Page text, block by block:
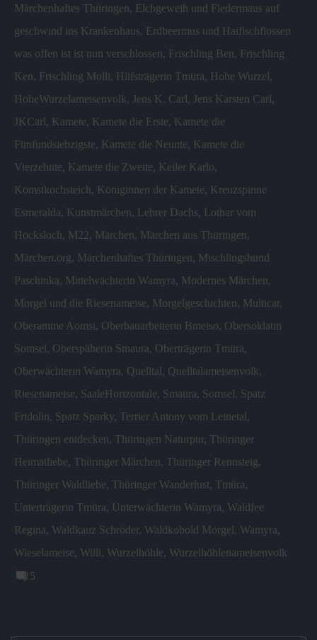
Märchenhaftes Thüringen, Elchgeweih und Fledermaus auf
geschwind ins Krankenhaus, Erdbeermus und Haifischflossen
was offen ist ist nun verschlossen, Frischling Ben, Frischling
Ken, Frischling Molli, Hilfsträgerin Tmüra, Hohe Wurzel,
HoheWurzelameisenvolk, Jens K. Carl, Jens Karsten Carl,
JKCarl, Kamete, Kamete die Erste, Kamete die
Fünfundsiebzigste, Kamete die Neunte, Kamete die
Vierzehnte, Kamete die Zweite, Keiler Karlo,
Komstkochsteich, Königinnen der Kamete, Kreuzspinne
Esmeralda, Kunstmärchen, Lehrer Dachs, Lothar vom
Hocksloch, M22, Märchen, Märchen aus Thüringen,
Märchen.org, Märchenhaftes Thüringen, Mischlingshund
Paschinka, Mittelwächterin Wamyra, Modernes Märchen,
Morgel und die Riesenameise, Morgelgeschichten, Multicar,
Oberamme Aomsi, Oberbauarbeiterin Bmeiso, Obersoldatin
Somsel, Oberspäherin Smaura, Oberträgerin Tmüra,
Oberwächterin Wamyra, Quelltal, Quelltalameisenvolk,
Riesenameise, SaaleHorizontale, Smaura, Somsel, Spatz
Fridolin, Spatz Sparky, Terrier Antony vom Leinetal,
Thüringen entdecken, Thüringen Naturpur, Thüringer
Heimatliebe, Thüringer Märchen, Thüringer Rennsteig,
Thüringer Waldliebe, Thüringer Wanderlust, Tmüra,
Unterträgerin Tmüra, Unterwächterin Wamyra, Waldfee
Regina, Waldkauz Schröder, Waldkobold Morgel, Wamyra,
Wieselameise, Willi, Wurzelhöhle, Wurzelhöhlenameisenvolk
5